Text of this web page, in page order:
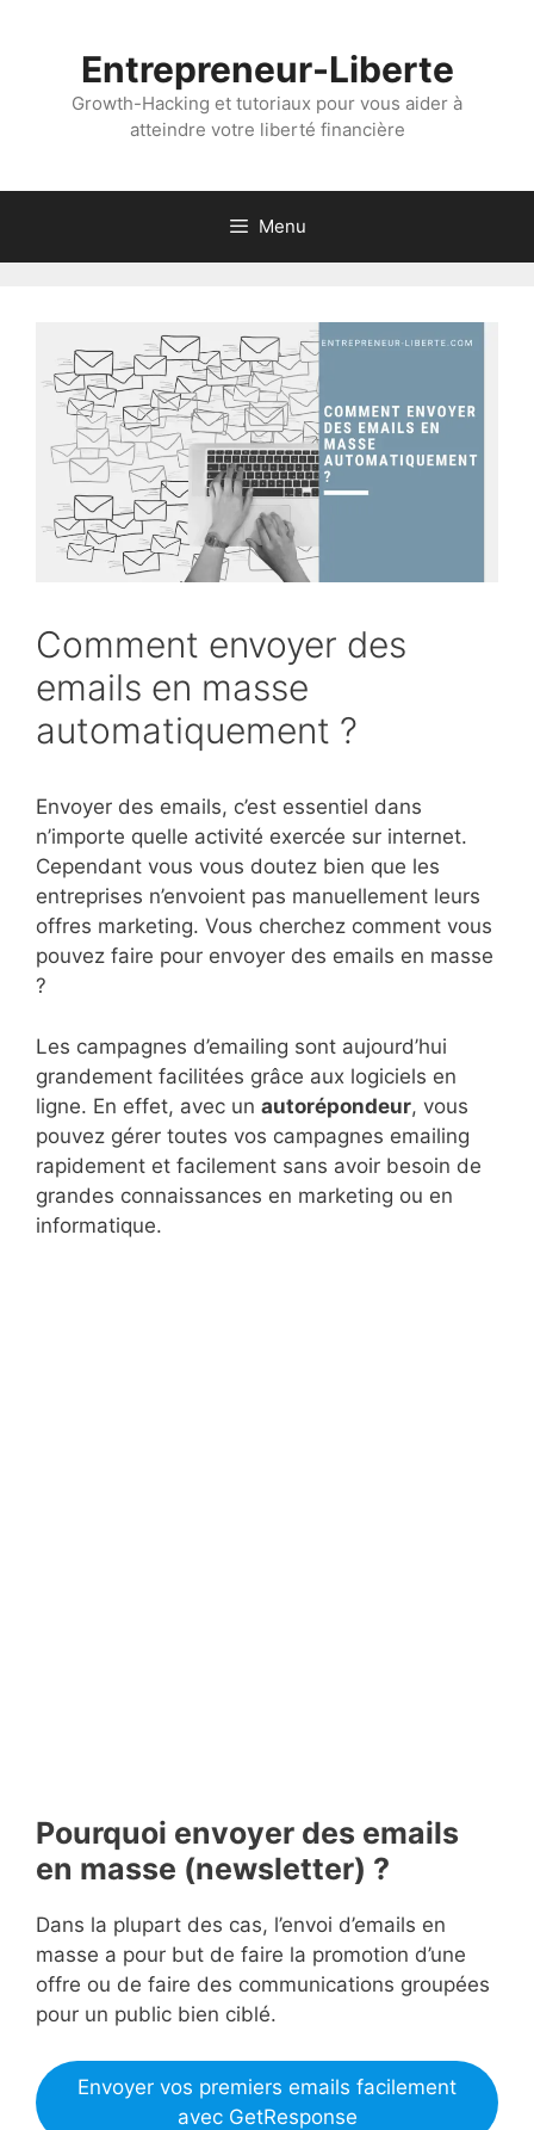
Entrepreneur-Liberte
Growth-Hacking et tutoriaux pour vous aider à
atteindre votre liberté financière
Menu
Comment envoyer des
emails en masse
automatiquement ?
Envoyer des emails, c’est essentiel dans
n’importe quelle activité exercée sur internet.
Cependant vous vous doutez bien que les
entreprises n’envoient pas manuellement leurs
offres marketing. Vous cherchez comment vous
pouvez faire pour envoyer des emails en masse
?
Les campagnes d’emailing sont aujourd’hui
grandement facilitées grâce aux logiciels en
ligne. En effet, avec un autorépondeur, vous
pouvez gérer toutes vos campagnes emailing
rapidement et facilement sans avoir besoin de
grandes connaissances en marketing ou en
informatique.
Pourquoi envoyer des emails
en masse (newsletter) ?
Dans la plupart des cas, l’envoi d’emails en
masse a pour but de faire la promotion d’une
offre ou de faire des communications groupées
pour un public bien ciblé.
Envoyer vos premiers emails facilement
avec GetResponse